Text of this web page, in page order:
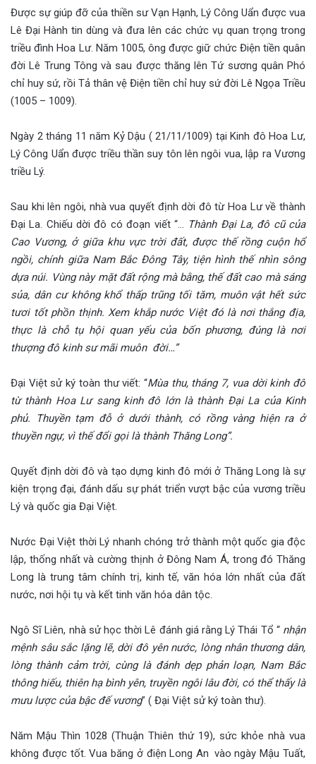
Được sự giúp đỡ của thiền sư Vạn Hạnh, Lý Công Uẩn được vua
Lê Đại Hành tin dùng và đưa lên các chức vụ quan trọng trong
triều đình Hoa Lư. Năm 1005, ông được giữ chức Điện tiền quân
đời Lê Trung Tông và sau được thăng lên Tứ sương quân Phó
chỉ huy sứ, rồi Tả thân vệ Điện tiền chỉ huy sứ đời Lê Ngọa Triều
(1005 – 1009).
Ngày 2 tháng 11 năm Kỷ Dậu ( 21/11/1009) tại Kinh đô Hoa Lư,
Lý Công Uẩn được triều thần suy tôn lên ngôi vua, lập ra Vương
triều Lý.
Sau khi lên ngôi, nhà vua quyết định dời đô từ Hoa Lư về thành
Đại La. Chiếu dời đô có đoạn viết “… Thành Đại La, đô cũ của
Cao Vương, ở giữa khu vực trời đất, được thế rồng cuộn hổ
ngồi, chính giữa Nam Bắc Đông Tây, tiện hình thế nhìn sông
dựa núi. Vùng này mặt đất rộng mà bằng, thế đất cao mà sáng
sủa, dân cư không khổ thấp trũng tối tăm, muôn vật hết sức
tươi tốt phồn thịnh. Xem khắp nước Việt đó là nơi thắng địa,
thực là chỗ tụ hội quan yếu của bốn phương, đúng là nơi
thượng đô kinh sư mãi muôn đời…”
Đại Việt sử ký toàn thư viết: “Mùa thu, tháng 7, vua dời kinh đô
từ thành Hoa Lư sang kinh đô lớn là thành Đại La của Kinh
phủ. Thuyền tạm đỗ ở dưới thành, có rồng vàng hiện ra ở
thuyền ngự, vì thế đổi gọi là thành Thăng Long”.
Quyết định dời đô và tạo dựng kinh đô mới ở Thăng Long là sự
kiện trọng đại, đánh dấu sự phát triển vượt bậc của vương triều
Lý và quốc gia Đại Việt.
Nước Đại Việt thời Lý nhanh chóng trở thành một quốc gia độc
lập, thống nhất và cường thịnh ở Đông Nam Á, trong đó Thăng
Long là trung tâm chính trị, kinh tế, văn hóa lớn nhất của đất
nước, nơi hội tụ và kết tinh văn hóa dân tộc.
Ngô Sĩ Liên, nhà sử học thời Lê đánh giá rằng Lý Thái Tổ “ nhận
mệnh sâu sắc lặng lẽ, dời đô yên nước, lòng nhân thương dân,
lòng thành cảm trời, cùng là đánh dẹp phản loạn, Nam Bắc
thông hiếu, thiên hạ bình yên, truyền ngôi lâu đời, có thể thấy là
mưu lược của bậc đế vương” ( Đại Việt sử ký toàn thư).
Năm Mậu Thìn 1028 (Thuận Thiên thứ 19), sức khỏe nhà vua
không được tốt. Vua băng ở điện Long An vào ngày Mậu Tuất,